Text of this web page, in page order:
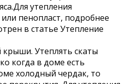
утепления
пенопласт, подробнее
в статье Утепление
крыши. Утеплять скаты
когда в доме есть
холодный чердак, то